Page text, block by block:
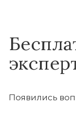
Появились